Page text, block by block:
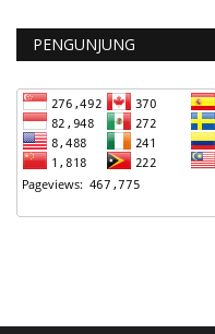
PENGUNJUNG